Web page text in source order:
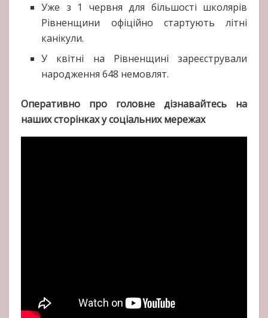
Уже з 1 червня для більшості школярів
Рівненщини офіційно стартують літні
канікули.
У квітні на Рівненщині зареєстрували
народження 648 немовлят.
Оперативно про головне дізнавайтесь на
наших сторінках у соціальних мережах